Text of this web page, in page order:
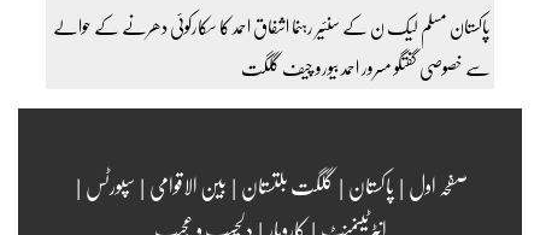
پاکستان مسلم لیک ن کے سنئیر رہنما اشفاق احمد کا سکارکوئی دھرنے کے حوالے
سے خصوصی گفتگو مسرور احمد بیورو چیف گلگت
صفحہ اول|پاکستان|گلگت بلتستان|بین الاقوامی|سپورٹس|